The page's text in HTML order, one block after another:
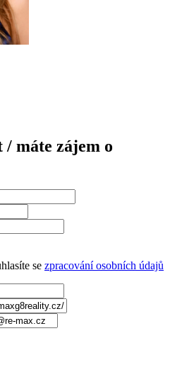
máte zájem o
se zpracování osobních údajů